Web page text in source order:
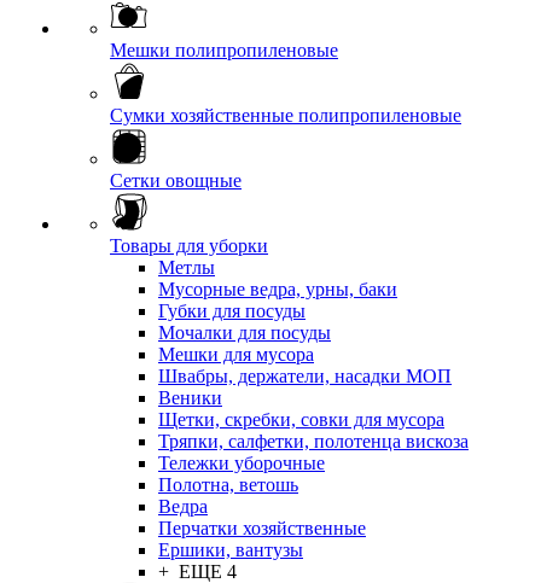
Мешки полипропиленовые
Сумки хозяйственные полипропиленовые
Сетки овощные
Товары для уборки
Метлы
Мусорные ведра, урны, баки
Губки для посуды
Мочалки для посуды
Мешки для мусора
Швабры, держатели, насадки МОП
Веники
Щетки, скребки, совки для мусора
Тряпки, салфетки, полотенца вискоза
Тележки уборочные
Полотна, ветошь
Ведра
Перчатки хозяйственные
Ершики, вантузы
+ ЕЩЕ 4